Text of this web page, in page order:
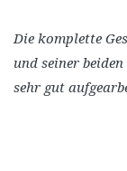
Die komplette
und seiner
sehr gut